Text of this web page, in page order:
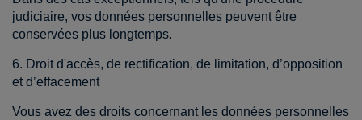
judiciaire, vos données personnelles peuvent être
conservées plus longtemps.
6. Droit d'accès, de rectification, de limitation, d’opposition
et d’effacement
Vous avez des droits concernant les données personnelles